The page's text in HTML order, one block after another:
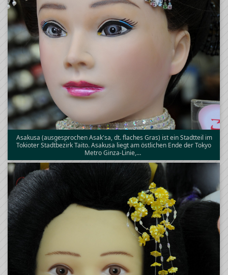
Asakusa (ausgesprochen Asak'sa, dt. flaches Gras) ist ein Stadtteil im
Tokioter Stadtbezirk Taito. Asakusa liegt am östlichen Ende der Tokyo
Metro Ginza-Linie,…